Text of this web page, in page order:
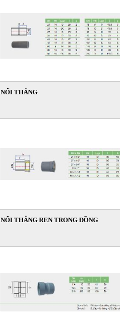
NỐI THẲNG
NỐI THẲNG REN TRONG ĐỒNG